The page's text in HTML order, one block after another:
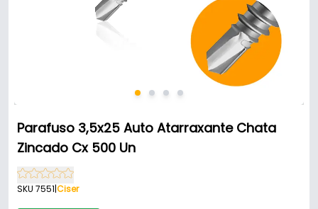
Parafuso 3,5x25 Auto Atarraxante Chata
Zincado Cx 500 Un
SKU 7551|Ciser